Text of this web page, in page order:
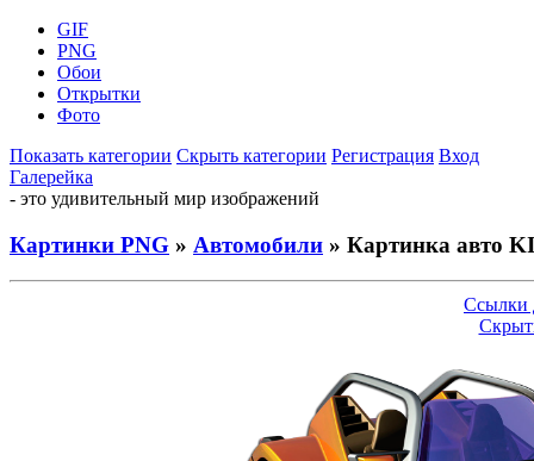
GIF
PNG
Обои
Открытки
Фото
Показать категории Скрыть категории Регистрация Вход
Галерейка
- это удивительный мир изображений
Картинки PNG » Автомобили » Картинка авто
Ссылки